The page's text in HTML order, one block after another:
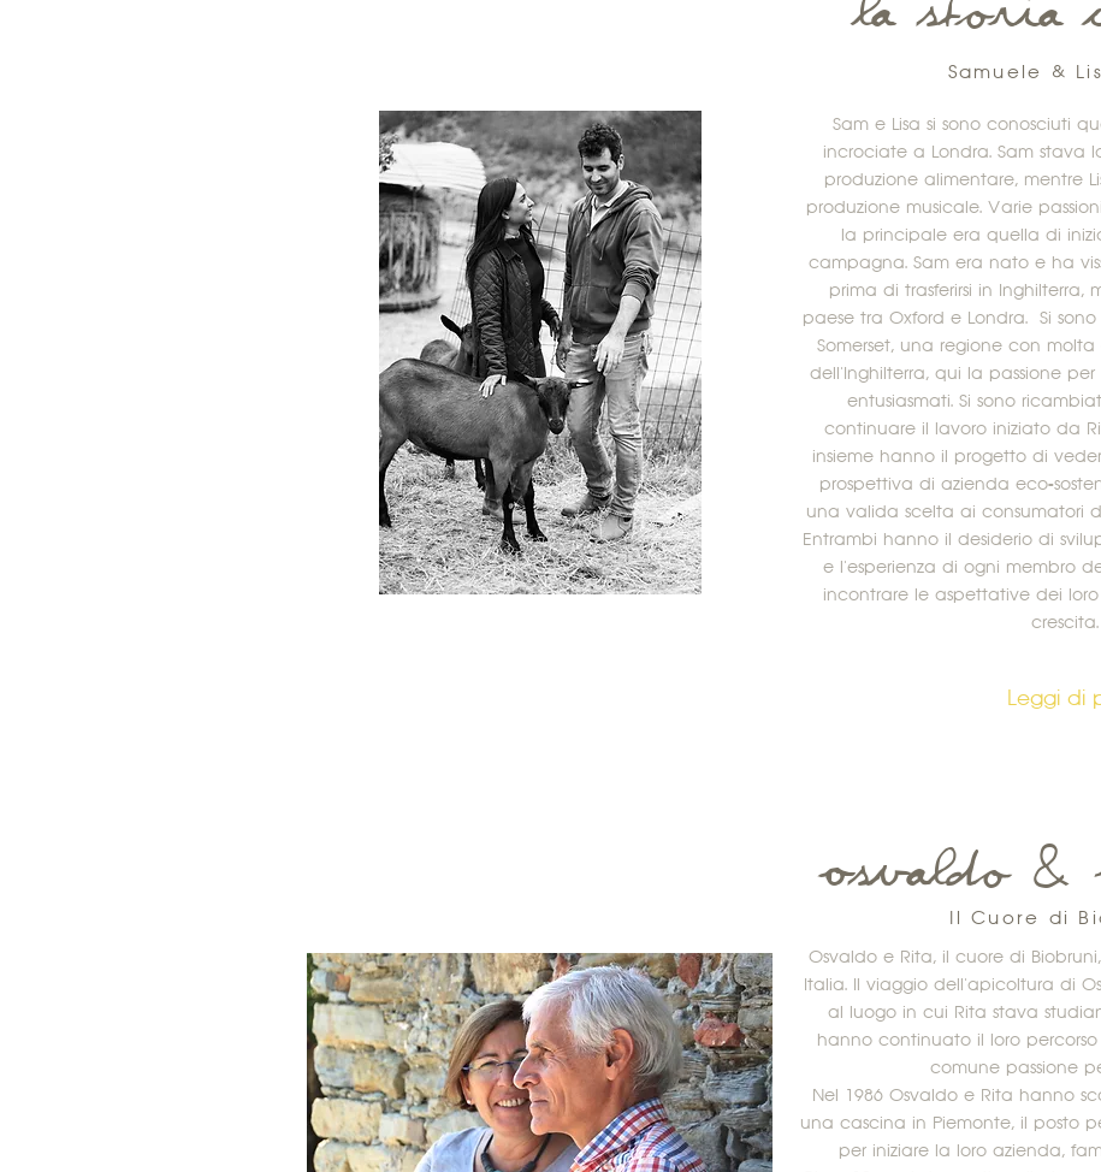
la storia
Samuele &
Sam e Lisa si sono conosciuti
incrociate a Londra. Sam stava
produzione alimentare, mentre
produzione musicale. Varie
la principale era quella di
campagna. Sam era nato e ha
prima di trasferirsi in Inghilterra,
paese tra Oxford e Londra. Si
Somerset, una regione con
dell'Inghilterra, qui la passione
entusiasmati. Si sono
continuare il lavoro iniziato da
insieme hanno il progetto di
prospettiva di azienda eco-
una valida scelta ai consumatori
Entrambi hanno il desiderio di
e l'esperienza di ogni membro
incontrare le aspettative dei
crescita.
Leggi di
Osvaldo &
Il Cuore di
Osvaldo e Rita, il cuore di
Italia. Il viaggio dell'apicoltura di
al luogo in cui Rita stava
hanno continuato il loro
comune passione
Nel 1986 Osvaldo e Rita hanno
una cascina in Piemonte, il posto
per iniziare la loro azienda,